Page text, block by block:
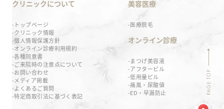
クリニックについて
トップページ
クリニック情報
個人情報保護方針
オンライン診療利用規約
各種同意書
ご来院時の注意点について
お問い合わせ
メディア掲載
よくあるご質問
特定商取引法に基づく表記
美容医療
医療脱毛
オンライン診療
まつげ美容液
アフターピル
低用量ピル
痛風・尿酸値
ED・早漏防止